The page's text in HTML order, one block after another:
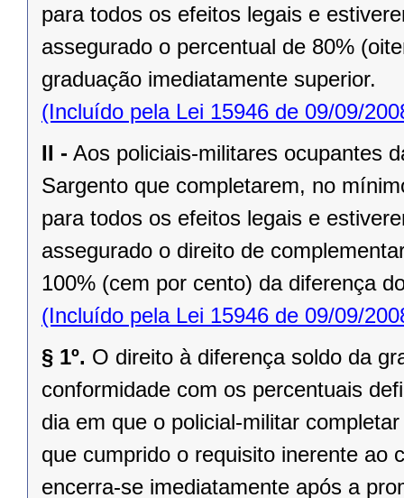
para todos os efeitos legais e
assegurado o percentual de 80%
graduação imediatamente superior.
(Incluído pela Lei 15946 de 09/09/
II - Aos policiais-militares ocupantes
Sargento que completarem, no
para todos os efeitos legais e
assegurado o direito de
100% (cem por cento) da diferença
(Incluído pela Lei 15946 de 09/09/
§ 1º. O direito à diferença soldo da
conformidade com os percentuais
dia em que o policial-militar
que cumprido o requisito inerente ao
encerra-se imediatamente após a